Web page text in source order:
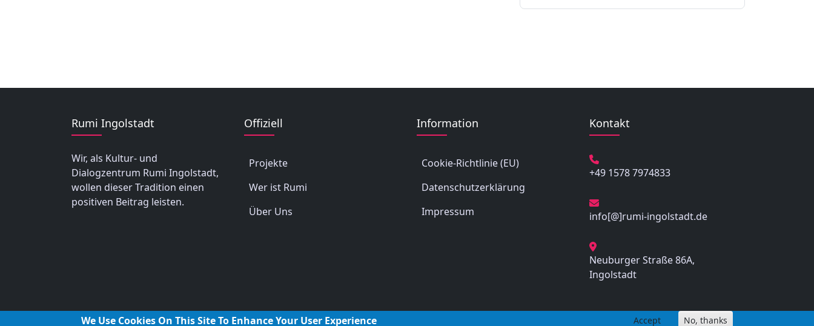
Rumi Ingolstadt
Wir, als Kultur- und
Dialogzentrum Rumi Ingolstadt,
wollen dieser Tradition einen
positiven Beitrag leisten.
Offiziell
Projekte
Wer ist Rumi
Über Uns
Information
Cookie-Richtlinie (EU)
Datenschutzerklärung
Impressum
Kontakt
+49 1578 7974833
info[@]rumi-ingolstadt.de
Neuburger Straße 86A,
Ingolstadt
We Use Cookies On This Site To Enhance Your User Experience Accept No, thanks